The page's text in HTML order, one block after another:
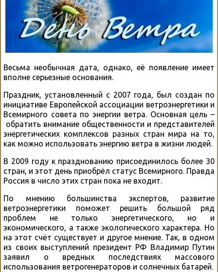
Весьма необычная дата, однако, её появление имеет
вполне серьезные основания.
Праздник, установленный с 2007 года, был создан по
инициативе Европейской ассоциации ветроэнергетики и
Всемирного совета по энергии ветра. Основная цель –
обратить внимание общественности и представителей
энергетических комплексов разных стран мира на то,
как можно использовать энергию ветра в жизни людей.
В 2009 году к празднованию присоединилось более 30
стран, и этот день приобрёл статус Всемирного. Правда
Россия в число этих стран пока не входит.
По мнению большинства экспертов, развитие
ветроэнергетики поможет решить большой ряд
проблем не только энергетического, но и
экономического, а также экологического характера. Но
на этот счёт существует и другое мнение. Так, в одном
из своих выступлений президент РФ Владимир Путин
заявил о вредных последствиях массового
использования ветрогенераторов и солнечных батарей.